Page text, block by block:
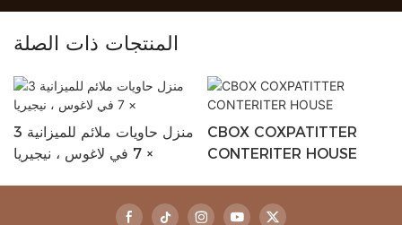
المنتجات ذات الصلة
منزل حاويات ملائم للميزانية 3
× 7 في لاغوس ، نيجيريا
CBOX COXPATITTER
CONTERITER HOUSE